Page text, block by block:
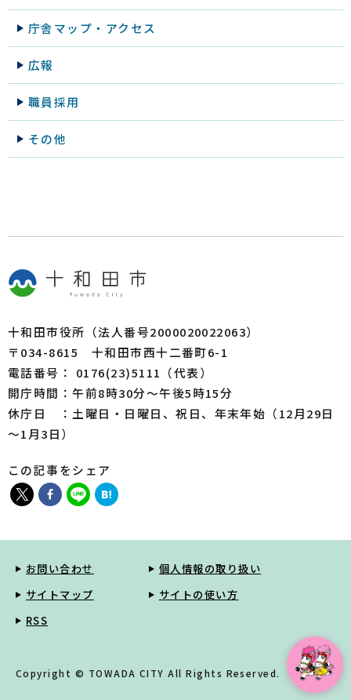
庁舎マップ・アクセス
広報
職員採用
その他
十和田市役所（法人番号2000020022063）
〒034-8615 十和田市西十二番町6-1
電話番号： 0176(23)5111（代表）
開庁時間：午前8時30分～午後5時15分
休庁日 ：土曜日・日曜日、祝日、年末年始（12月29日
～1月3日）
この記事をシェア
お問い合わせ
個人情報の取り扱い
サイトマップ
サイトの使い方
RSS
Copyright © TOWADA CITY All Rights Reserved.